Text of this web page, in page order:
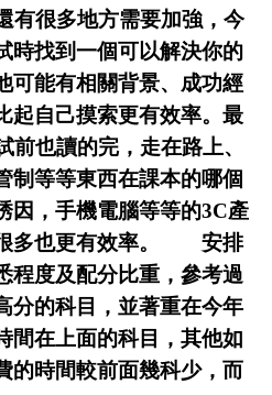
有很多地方需要加強，今
時找到一個可以解決你的
可能有相關背景、成功經
起自己摸索更有效率。最
也讀的完，走在路上、
制等等東西在課本的哪個
因，手機電腦等等的3C產
也更有效率。
安排
程度及配分比重，參考過
分的科目，並著重在今年
間在上面的科目，其他如
的時間較前面幾科少，而